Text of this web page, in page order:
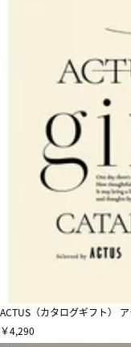
ACTUS（カタログギフト）
￥4,290